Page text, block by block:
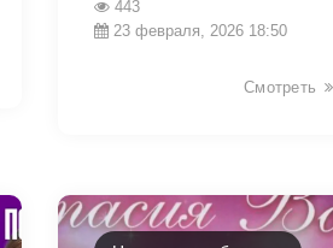
443
23 февраля, 2026 18:50
Смотреть